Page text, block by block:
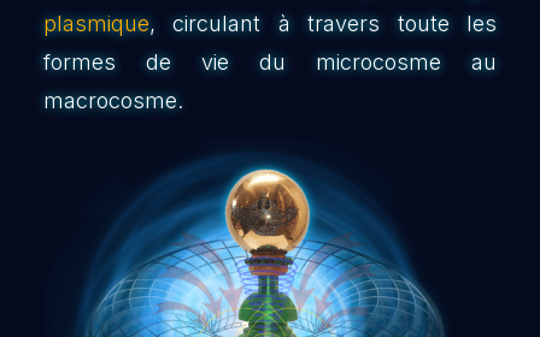
plasmique, circulant à travers toute les
formes de vie du microcosme au
macrocosme.